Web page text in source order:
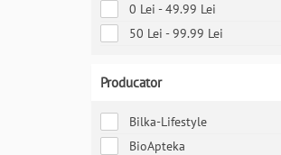
0 Lei - 49.99 Lei
50 Lei - 99.99 Lei
Producator
Bilka-Lifestyle
BioApteka